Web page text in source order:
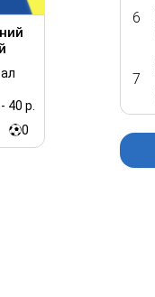
- 40 р.
0
6
7